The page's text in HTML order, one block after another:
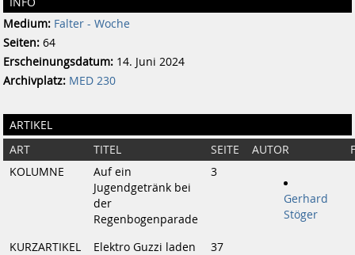
Medium: Falter - Woche
Seiten: 64
Erscheinungsdatum: 14. Juni 2024
Archivplatz: MED 230
ARTIKEL
ART TITEL SEITE AUTOR
KOLUMNE
Auf ein
Jugendgetränk bei
der
Regenbogenparade
3
Gerhard
Stöger
KURZARTIKEL
Elektro Guzzi laden
37